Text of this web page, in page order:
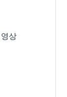
상